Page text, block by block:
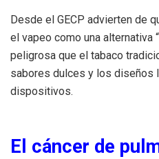
Desde el GECP advierten de
el vapeo como una alternativa
peligrosa que el tabaco
sabores dulces y los diseños
dispositivos.
El cáncer de